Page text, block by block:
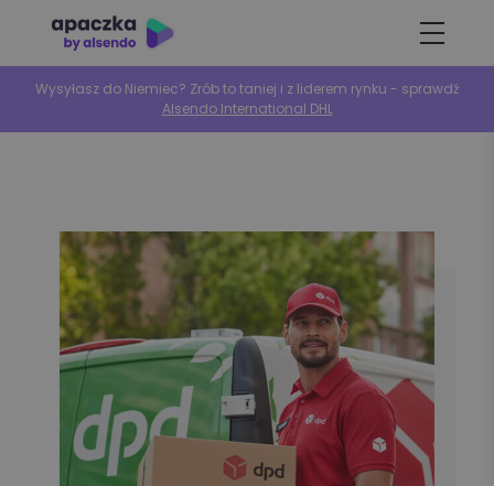
Wysyłasz do Niemiec? Zrób to taniej i z liderem rynku - sprawdź
Alsendo International DHL